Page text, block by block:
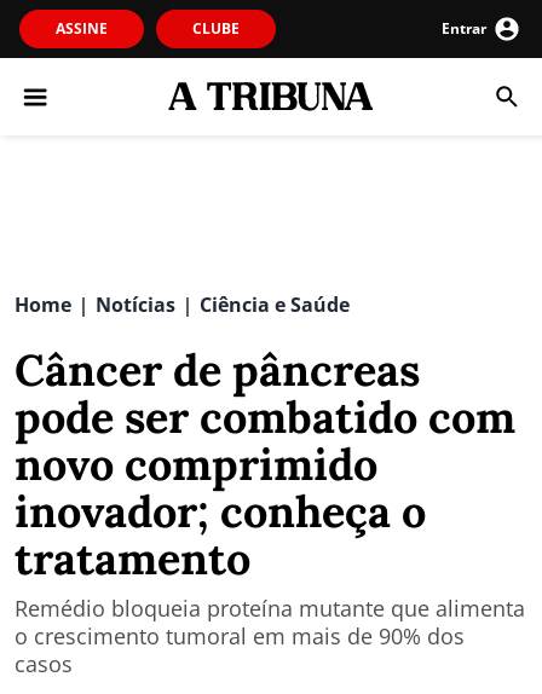
ASSINE CLUBE Entrar
Home | Notícias | Ciência e Saúde
Câncer de pâncreas
pode ser combatido com
novo comprimido
inovador; conheça o
tratamento
Remédio bloqueia proteína mutante que alimenta
o crescimento tumoral em mais de 90% dos
casos